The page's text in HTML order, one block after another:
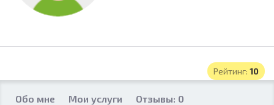
Рейтинг: 10
Обо мне Мои услуги
Отзывы: 0